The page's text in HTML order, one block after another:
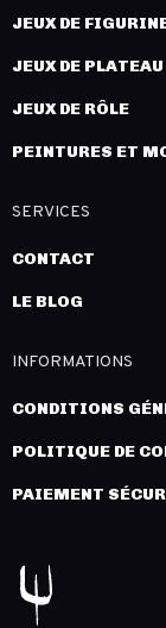
JEUX DE
JEUX DE PLATEAU
JEUX DE RÔLE
PEINTURES ET
SERVICES
CONTACT
LE BLOG
INFORMATIONS
CONDITIONS
POLITIQUE DE
PAIEMENT